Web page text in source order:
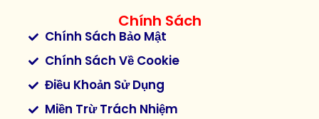
Chính Sách
Chính Sách Bảo Mật
Chính Sách Về Cookie
Điều Khoản Sử Dụng
Miền Trừ Trách Nhiệm